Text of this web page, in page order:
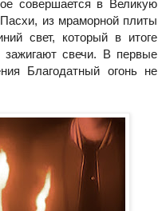
совершается в Великую
из мраморной плиты
свет, который в итоге
зажигают свечи. В первые
Благодатный огонь не